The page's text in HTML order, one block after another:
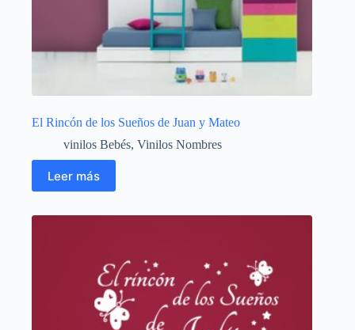
El Rincón de los Sueños de Juan y Mateo
vinilos Bebés, Vinilos Nombres
Leer más